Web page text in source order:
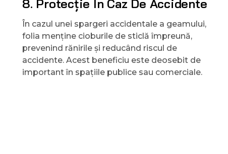
8. Protecție În Caz De Accidente
În cazul unei spargeri accidentale a geamului,
folia menține cioburile de sticlă împreună,
prevenind rănirile și reducând riscul de
accidente. Acest beneficiu este deosebit de
important în spațiile publice sau comerciale.